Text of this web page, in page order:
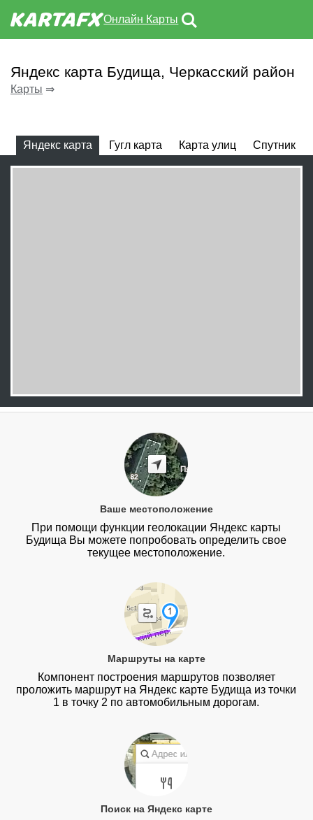
Онлайн Карты
Яндекс карта Будища, Черкасский район
Карты ⇒
Яндекс карта Гугл карта Карта улиц Спутник
Ваше местоположение
При помощи функции геолокации Яндекс карты
Будища Вы можете попробовать определить свое
текущее местоположение.
Маршруты на карте
Компонент построения маршрутов позволяет
проложить маршрут на Яндекс карте Будища из точки
1 в точку 2 по автомобильным дорогам.
Поиск на Яндекс карте